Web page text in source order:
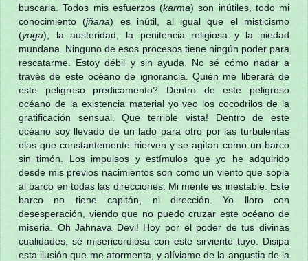
buscarla. Todos mis esfuerzos (karma) son inútiles, todo mi
conocimiento (jñana) es inútil, al igual que el misticismo
(yoga), la austeridad, la penitencia religiosa y la piedad
mundana. Ninguno de esos procesos tiene ningún poder para
rescatarme. Estoy débil y sin ayuda. No sé cómo nadar a
través de este océano de ignorancia. Quién me liberará de
este peligroso predicamento? Dentro de este peligroso
océano de la existencia material yo veo los cocodrilos de la
gratificación sensual. Que terrible vista! Dentro de este
océano soy llevado de un lado para otro por las turbulentas
olas que constantemente hierven y se agitan como un barco
sin timón. Los impulsos y estímulos que yo he adquirido
desde mis previos nacimientos son como un viento que sopla
al barco en todas las direcciones. Mi mente es inestable. Este
barco no tiene capitán, ni dirección. Yo lloro con
desesperación, viendo que no puedo cruzar este océano de
miseria. Oh Jahnava Devi! Hoy por el poder de tus divinas
cualidades, sé misericordiosa con este sirviente tuyo. Disipa
esta ilusión que me atormenta, y alíviame de la angustia de la